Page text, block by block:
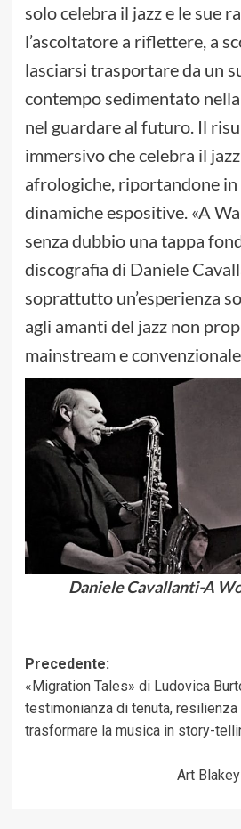
solo celebra il jazz e le sue
l’ascoltatore a riflettere, a
lasciarsi trasportare da un
contempo sedimentato
nel guardare al futuro. Il
immersivo che celebra il
afrologiche, riportandone in
dinamiche espositive. «A
senza dubbio una tappa
discografia di Daniele
soprattutto un’esperienza
agli amanti del jazz non
mainstream e
Daniele Cavallanti-A
Navigazione
articolo
Precedente:
«Migration Tales» di Ludovica
testimonianza di tenuta,
trasformare la musica in story-
Art